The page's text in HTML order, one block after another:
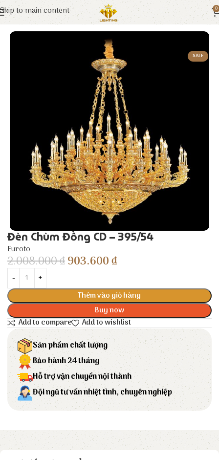
Skip to main content 0
Trang chủ Euroto Đèn Trang Trí
SALE
Đèn Chùm Đồng CD – 395/54
Euroto
2.008.000₫903.600₫
Thêm vào giỏ hàng
Buy now
Add to compare
Add to wishlist
Sản phẩm chất lượng
Bảo hành 24 tháng
Hỗ trợ vận chuyển nội thành
Đội ngũ tư vấn nhiệt tình, chuyên nghiệp